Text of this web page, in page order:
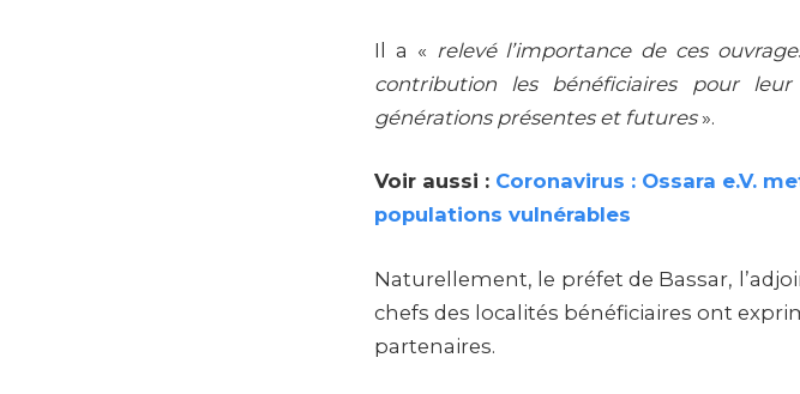
Il a « relevé l’importance de ces
contribution les bénéficiaires pour
générations présentes et futures».
Voir aussi : Coronavirus : Ossara e.V.
populations vulnérables
Naturellement, le préfet de Bassar,
chefs des localités bénéficiaires ont
partenaires.